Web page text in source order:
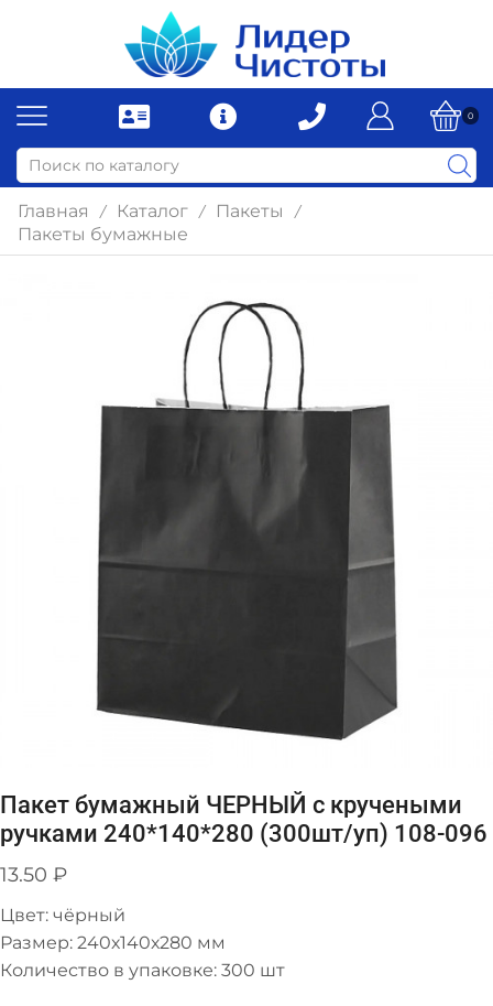
0
Главная / Каталог / Пакеты /
Пакеты бумажные
Пакет бумажный ЧЕРНЫЙ с кручеными
ручками 240*140*280 (300шт/уп) 108-096
13.50 ₽
Цвет: чёрный
Размер: 240х140х280 мм
Количество в упаковке: 300 шт